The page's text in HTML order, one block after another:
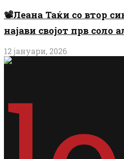
📽️Леана Таќи со втор
најави својот прв соло
12 јануари, 2026